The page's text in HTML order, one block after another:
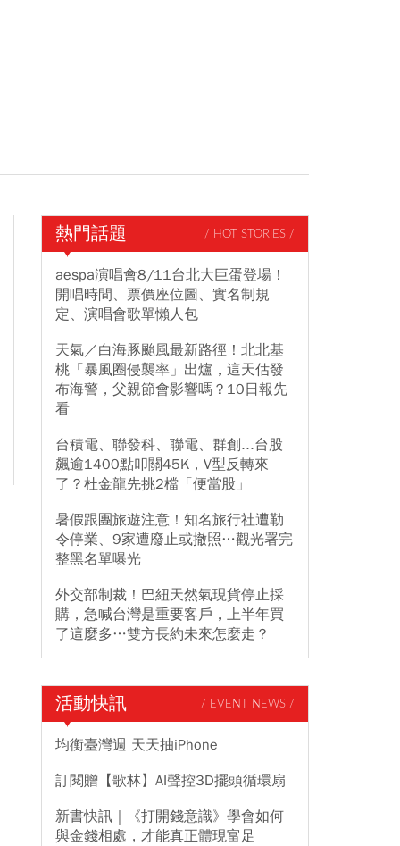
熱門話題 / HOT STORIES /
aespa演唱會8/11台北大巨蛋登場！
開唱時間、票價座位圖、實名制規
定、演唱會歌單懶人包
天氣／白海豚颱風最新路徑！北北基
桃「暴風圈侵襲率」出爐，這天估發
布海警，父親節會影響嗎？10日報先
看
台積電、聯發科、聯電、群創...台股
飆逾1400點叩關45K，V型反轉來
了？杜金龍先挑2檔「便當股」
暑假跟團旅遊注意！知名旅行社遭勒
令停業、9家遭廢止或撤照…觀光署完
整黑名單曝光
外交部制裁！巴紐天然氣現貨停止採
購，急喊台灣是重要客戶，上半年買
了這麼多…雙方長約未來怎麼走？
活動快訊 / EVENT NEWS /
均衡臺灣週 天天抽iPhone
訂閱贈【歌林】AI聲控3D擺頭循環扇
新書快訊｜《打開錢意識》學會如何
與金錢相處，才能真正體現富足